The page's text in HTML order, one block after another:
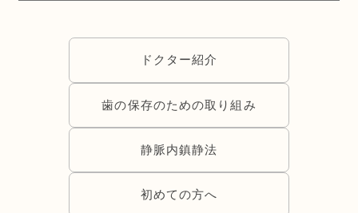
ドクター紹介
歯の保存のための取り組み
静脈内鎮静法
初めての方へ